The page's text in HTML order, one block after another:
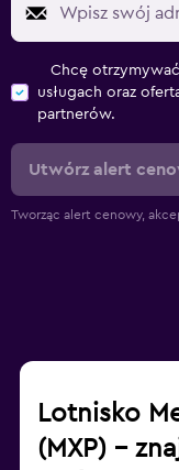
Chcę
usługach oraz
partnerów.
Utwórz alert
Tworząc alert cenowy,
Lotnisko
(MXP) –